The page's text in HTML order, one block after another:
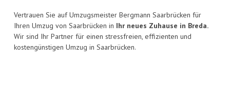
Vertrauen Sie auf Umzugsmeister Bergmann Saarbrücken für
Ihren Umzug von Saarbrücken in Ihr neues Zuhause in Breda.
Wir sind Ihr Partner für einen stressfreien, effizienten und
kostengünstigen Umzug in Saarbrücken.